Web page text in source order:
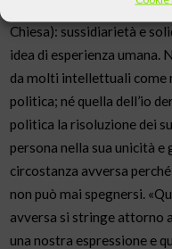
direttrici culturali
Chiesa): sussidiarietà e
idea di esperienza umana.
da molti intellettuali come
politica; né quella dell’io
politica la risoluzione dei
persona nella sua unicità
circostanza avversa
non può mai spegnersi.
avversa si stringe attorno
una nostra espressione e